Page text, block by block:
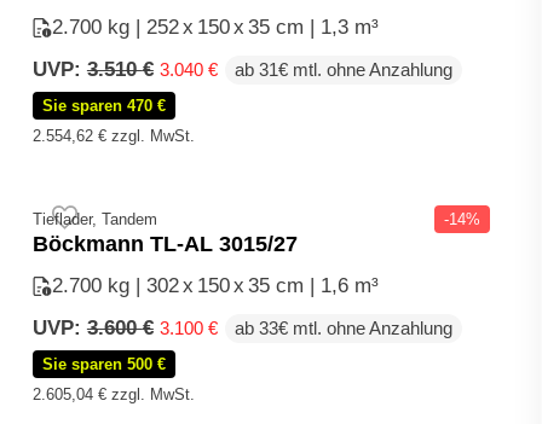
2.700 kg | 252x150x35 cm | 1,3 m³
UVP: 3.510€ Ursprünglicher
Preis
war:
3.510 €
3.040 €
Aktueller
ab 31€ mtl. ohne Anzahlung
Sie sparen 470 €
2.554,62 €zzgl. MwSt.
-14%
Tieflader, Tandem
Böckmann TL-AL 3015/27
2.700 kg | 302x150x35 cm | 1,6 m³
UVP: 3.600€ Ursprünglicher
Preis
war:
3.600 €
3.100 €
Aktueller
ab 33€ mtl. ohne Anzahlung
Sie sparen 500 €
2.605,04 €zzgl. MwSt.